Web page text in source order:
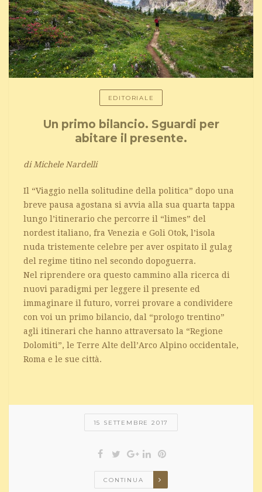
EDITORIALE
Un primo bilancio. Sguardi per
abitare il presente.
di Michele Nardelli
Il “Viaggio nella solitudine della politica” dopo una
breve pausa agostana si avvia alla sua quarta tappa
lungo l’itinerario che percorre il “limes” del
nordest italiano, fra Venezia e Goli Otok, l’isola
nuda tristemente celebre per aver ospitato il gulag
del regime titino nel secondo dopoguerra.
Nel riprendere ora questo cammino alla ricerca di
nuovi paradigmi per leggere il presente ed
immaginare il futuro, vorrei provare a condividere
con voi un primo bilancio, dal “prologo trentino”
agli itinerari che hanno attraversato la “Regione
Dolomiti”, le Terre Alte dell’Arco Alpino occidentale,
Roma e le sue città.
15 SETTEMBRE 2017
CONTINUA